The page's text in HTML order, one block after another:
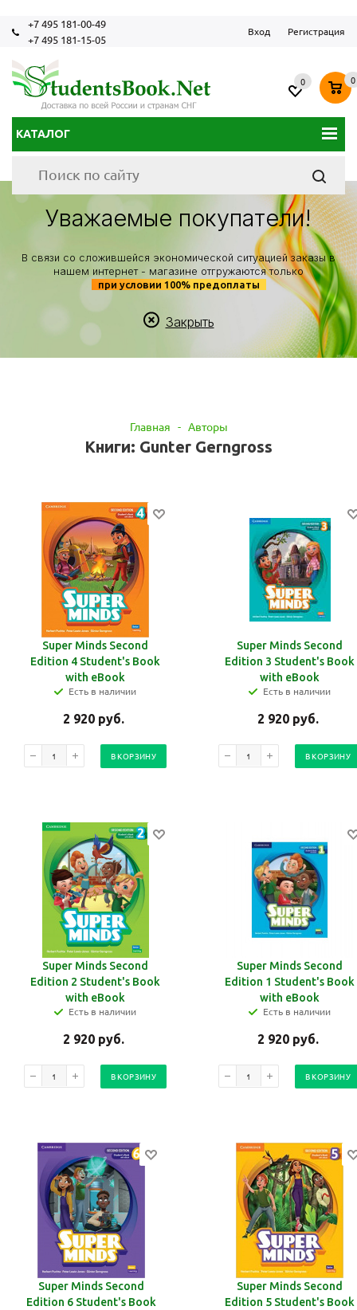
+7 495 181-00-49
+7 495 181-15-05
Вход Регистрация
КАТАЛОГ
0 0
Уважаемые покупатели!
В связи со сложившейся экономической ситуацией заказы в
нашем интернет - магазине отгружаются только
при условии 100% предоплаты
Закрыть
Главная - Авторы
Книги: Gunter Gerngross
Super Minds Second
Edition 4 Student's Book
with eBook
Есть в наличии
2 920 руб.
В КОРЗИНУ
Super Minds Second
Edition 3 Student's Book
with eBook
Есть в наличии
2 920 руб.
В КОРЗИНУ
Super Minds Second
Edition 2 Student's Book
with eBook
Есть в наличии
2 920 руб.
В КОРЗИНУ
Super Minds Second
Edition 1 Student's Book
with eBook
Есть в наличии
2 920 руб.
В КОРЗИНУ
Super Minds Second
Edition 6 Student's Book
Super Minds Second
Edition 5 Student's Book